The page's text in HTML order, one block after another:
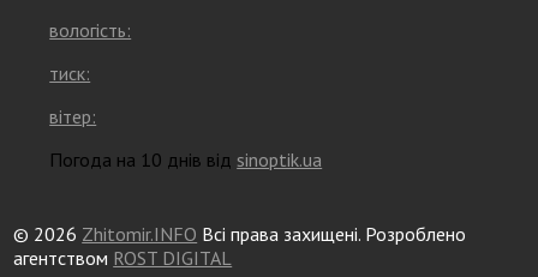
вологість:
тиск:
вітер:
Погода на 10 днів від sinoptik.ua
© 2026 Zhitomir.INFO Всі права захищені. Розроблено
агентством ROST DIGITAL